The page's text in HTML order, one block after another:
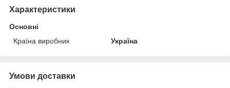
Характеристики
Основні
Країна виробник
Україна
Умови доставки